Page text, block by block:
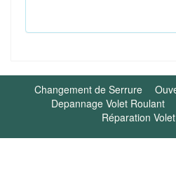
Changement de Serrure
Depannage Volet Roulant
Réparation